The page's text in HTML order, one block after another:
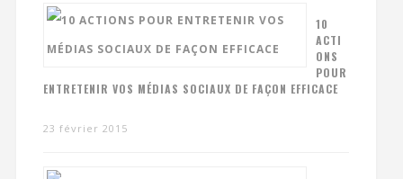
10
ACTI
ONS
POUR
ENTRETENIR VOS MÉDIAS SOCIAUX DE FAÇON EFFICACE
23 février 2015